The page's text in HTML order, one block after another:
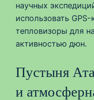
научных
использовать
тепловизоры для
активностью дюн.
Пустыня
и